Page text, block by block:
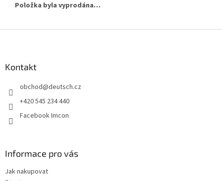
Položka byla vyprodána…
Kontakt
obchod@deutsch.cz
+420 545 234 440
Facebook Imcon
Informace pro vás
Jak nakupovat